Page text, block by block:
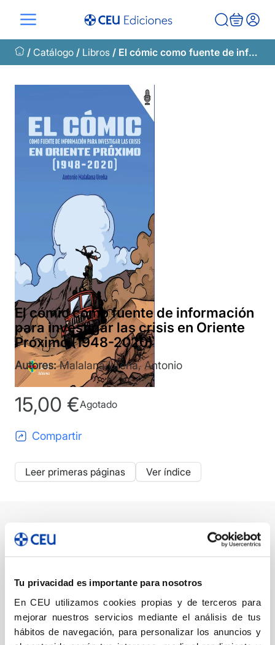
Tu privacidad es importante para nosotros
En CEU utilizamos cookies propias y de terceros para
mejorar nuestros servicios mediante el análisis de tus
hábitos de navegación, para personalizar los anuncios y
contenido
/ Catálogo / Libros / El cómic como fuente de información para investigar las crisis en Oriente Próximo (1948-2020)
El cómic como fuente de información
para investigar las crisis en Oriente
Próximo (1948-2020)
Autores:Malalana Ureña, Antonio
15,00 €Agotado
Compartir
Leer primeras páginas Ver índice
Descripción
DESCRIPCIÓN
Periodismo
El cómic es uno de los productos más interesantes de
la cultura popular contemporánea. Con diferentes